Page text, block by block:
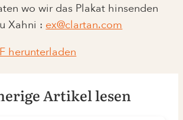
wo wir das Plakat hinsenden
Xahni : ex@clartan.com
herunterladen
Artikel lesen